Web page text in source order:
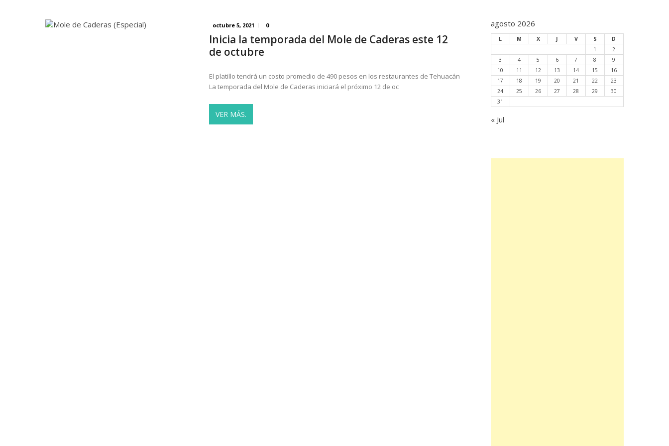
octubre 5, 2021 0
Inicia la temporada del Mole de Caderas este 12
de octubre
El platillo tendrá un costo promedio de 490 pesos en los restaurantes de Tehuacán
La temporada del Mole de Caderas iniciará el próximo 12 de oc
VER MÁS.
agosto 2026
L M X J V S
D
1
2
3
4 5 6 7 8
9
10
11 12 13 14 15
16
17
18 19 20 21 22
23
24
25 26 27 28 29
30
31
« Jul